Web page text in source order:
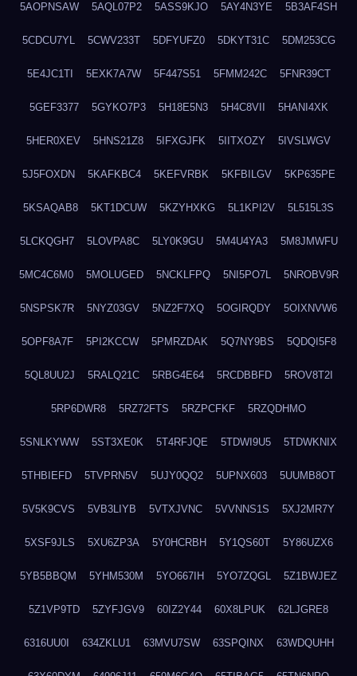
5AOPNSAW 5AQL07P2 5ASS9KJO 5AY4N3YE 5B3AF4SH
5CDCU7YL 5CWV233T 5DFYUFZ0 5DKYT31C 5DM253CG
5E4JC1TI 5EXK7A7W 5F447S51 5FMM242C 5FNR39CT
5GEF3377 5GYKO7P3 5H18E5N3 5H4C8VII 5HANI4XK
5HER0XEV 5HNS21Z8 5IFXGJFK 5IITXOZY 5IVSLWGV
5J5FOXDN 5KAFKBC4 5KEFVRBK 5KFBILGV 5KP635PE
5KSAQAB8 5KT1DCUW 5KZYHXKG 5L1KPI2V 5L515L3S
5LCKQGH7 5LOVPA8C 5LY0K9GU 5M4U4YA3 5M8JMWFU
5MC4C6M0 5MOLUGED 5NCKLFPQ 5NI5PO7L 5NROBV9R
5NSPSK7R 5NYZ03GV 5NZ2F7XQ 5OGIRQDY 5OIXNVW6
5OPF8A7F 5PI2KCCW 5PMRZDAK 5Q7NY9BS 5QDQI5F8
5QL8UU2J 5RALQ21C 5RBG4E64 5RCDBBFD 5ROV8T2I
5RP6DWR8 5RZ72FTS 5RZPCFKF 5RZQDHMO
5SNLKYWW 5ST3XE0K 5T4RFJQE 5TDWI9U5 5TDWKNIX
5THBIEFD 5TVPRN5V 5UJY0QQ2 5UPNX603 5UUMB8OT
5V5K9CVS 5VB3LIYB 5VTXJVNC 5VVNNS1S 5XJ2MR7Y
5XSF9JLS 5XU6ZP3A 5Y0HCRBH 5Y1QS60T 5Y86UZX6
5YB5BBQM 5YHM530M 5YO667IH 5YO7ZQGL 5Z1BWJEZ
5Z1VP9TD 5ZYFJGV9 60IZ2Y44 60X8LPUK 62LJGRE8
6316UU0I 634ZKLU1 63MVU7SW 63SPQINX 63WDQUHH